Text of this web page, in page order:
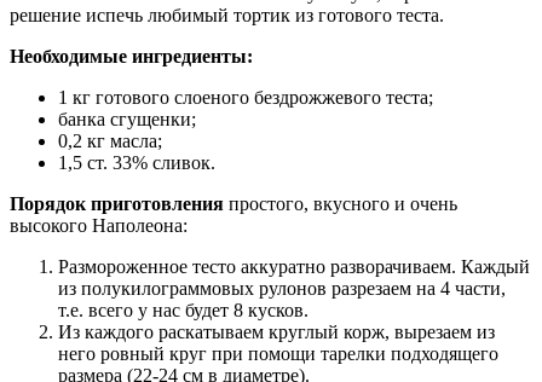
решение испечь любимый тортик из готового теста.
Необходимые ингредиенты:
1 кг готового слоеного бездрожжевого теста;
банка сгущенки;
0,2 кг масла;
1,5 ст. 33% сливок.
Порядок приготовления простого, вкусного и очень
высокого Наполеона:
Размороженное тесто аккуратно разворачиваем. Каждый
из полукилограммовых рулонов разрезаем на 4 части,
т.е. всего у нас будет 8 кусков.
Из каждого раскатываем круглый корж, вырезаем из
него ровный круг при помощи тарелки подходящего
размера (22-24 см в диаметре).